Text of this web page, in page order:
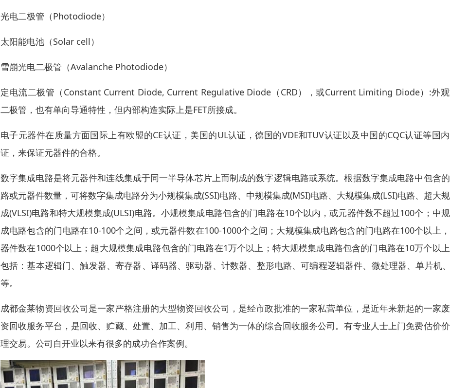
光电二极管（Photodiode）
太阳能电池（Solar cell）
雪崩光电二极管（Avalanche Photodiode）
定电流二极管（Constant Current Diode, Current Regulative Diode（CRD），或Current Limiting Diode）:外
二极管，也有单向导通特性，但内部构造实际上是FET所接成。
电子元器件在质量方面国际上有欧盟的CE认证，美国的UL认证，德国的VDE和TUV认证以及中国的CQC认证等国
证，来保证元器件的合格。
数字集成电路是将元器件和连线集成于同一半导体芯片上而制成的数字逻辑电路或系统。根据数字集成电路中包含
路或元器件数量，可将数字集成电路分为小规模集成(SSI)电路、中规模集成(MSI)电路、大规模集成(LSI)电路、超大
成(VLSI)电路和特大规模集成(ULSI)电路。小规模集成电路包含的门电路在10个以内，或元器件数不超过100个；中
成电路包含的门电路在10-100个之间，或元器件数在100-1000个之间；大规模集成电路包含的门电路在100个以上
器件数在1000个以上；超大规模集成电路包含的门电路在1万个以上；特大规模集成电路包含的门电路在10万个以
包括：基本逻辑门、触发器、寄存器、译码器、驱动器、计数器、整形电路、可编程逻辑器件、微处理器、单片机
等。
成都金莱物资回收公司是一家严格注册的大型物资回收公司，是经市政批准的一家私营单位，是近年来新起的一家
资回收服务平台，是回收、贮藏、处置、加工、利用、销售为一体的综合回收服务公司。有专业人士上门免费估价
理交易。公司自开业以来有很多的成功合作案例。